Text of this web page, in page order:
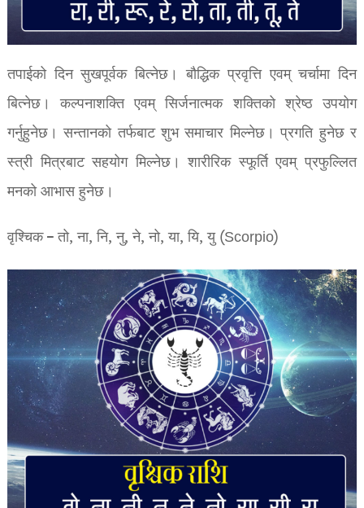
तपाईको दिन सुखपूर्वक बित्नेछ। बौद्धिक प्रवृत्ति एवम् चर्चामा दिन
बित्नेछ। कल्पनाशक्ति एवम् सिर्जनात्मक शक्तिको श्रेष्ठ उपयोग
गर्नुहुनेछ। सन्तानको तर्फबाट शुभ समाचार मिल्नेछ। प्रगति हुनेछ र
स्त्री मित्रबाट सहयोग मिल्नेछ। शारीरिक स्फूर्ति एवम् प्रफुल्लित
मनको आभास हुनेछ।
वृश्चिक – तो, ना, नि, नु, ने, नो, या, यि, यु (Scorpio)